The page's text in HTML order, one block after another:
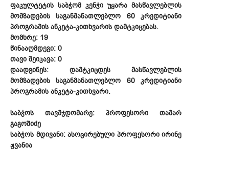
ფაკულტეტის საბჭომ კენჭი უყარა მასწავლებლის
მომზადების საგანმანათლებლო 60 კრედიტიანი
პროგრამის ანკეტა-კითხვარის დამტკიცებას.
მომხრე: 19
წინააღმდეგი: 0
თავი შეიკავა: 0
დაადგინეს: დამტკიცდეს მასწავლებლის
მომზადების საგანმანათლებლო 60 კრედიტიანი
პროგრამის ანკეტა-კითხვარი.
საბჭოს თავმჯდომარე: პროფესორი თამარ
გაგოშიძე
საბჭოს მდივანი: ასოცირებული პროფესორი ირინე
ჟვანია